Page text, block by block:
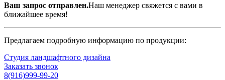
Ваш запрос отправлен.Наш менеджер свяжется с вами в
ближайшее время!
Предлагаем подробную информацию по продукции:
Студия ландшафтного дизайна
Заказать звонок
8(916)999-99-20